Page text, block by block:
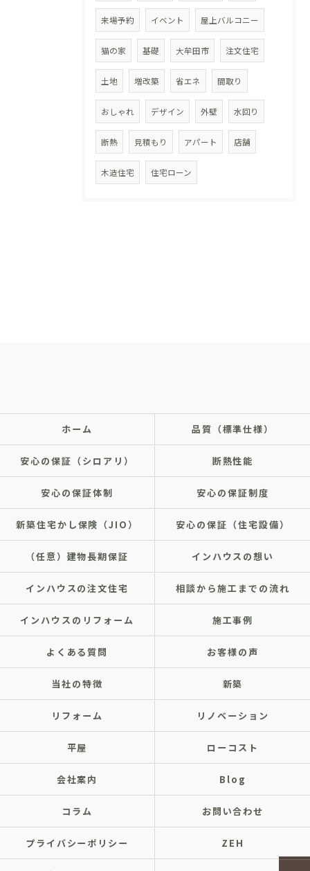
来場予約 イベント 屋上バルコニー
猫の家 基礎 大牟田市 注文住宅
土地 増改築 省エネ 間取り
おしゃれ デザイン 外壁 水回り
断熱 見積もり アパート 店舗
木造住宅 住宅ローン
ホーム 品質（標準仕様）
安心の保証（シロアリ） 断熱性能
安心の保証体制 安心の保証制度
新築住宅かし保険（JIO） 安心の保証（住宅設備）
（任意）建物長期保証 インハウスの想い
インハウスの注文住宅 相談から施工までの流れ
インハウスのリフォーム 施工事例
よくある質問 お客様の声
当社の特徴 新築
リフォーム リノベーション
平屋 ローコスト
会社案内 Blog
コラム お問い合わせ
プライバシーポリシー ZEH